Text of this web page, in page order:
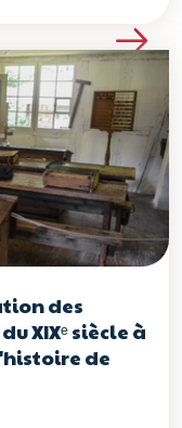
les détails de la
des
XIXᵉ siècle à
de